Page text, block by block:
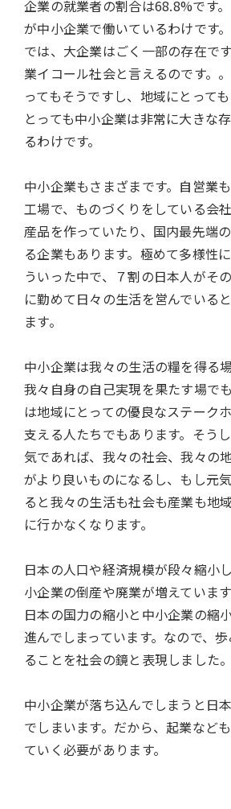
企業の就業者の割合は68.8%です
が中小企業で働いているわけです
では、大企業はごく一部の存在で
業イコール社会と言えるのです。
ってもそうですし、地域にとって
とっても中小企業は非常に大きな
るわけです。
中小企業もさまざまです。自営業
工場で、ものづくりをしている会
産品を作っていたり、国内最先端
る企業もあります。極めて多様性
ういった中で、７割の日本人がそ
に勤めて日々の生活を営んでいる
ます。
中小企業は我々の生活の糧を得る
我々自身の自己実現を果たす場で
は地域にとっての優良なステーク
支える人たちでもあります。そう
気であれば、我々の社会、我々の
がより良いものになるし、もし元
ると我々の生活も社会も産業も地
に行かなくなります。
日本の人口や経済規模が段々縮小
小企業の倒産や廃業が増えていま
日本の国力の縮小と中小企業の縮
進んでしまっています。なので、
ることを社会の鏡と表現しました。
中小企業が落ち込んでしまうと日
でしまいます。だから、起業など
ていく必要があります。